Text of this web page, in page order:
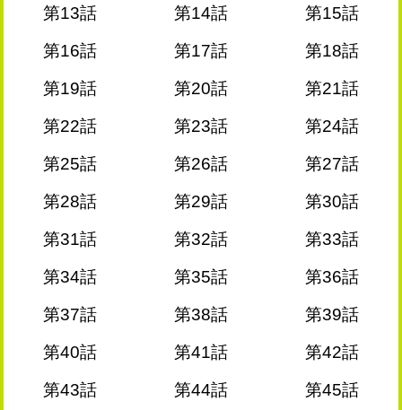
第13話
第14話
第15話
第16話
第17話
第18話
第19話
第20話
第21話
第22話
第23話
第24話
第25話
第26話
第27話
第28話
第29話
第30話
第31話
第32話
第33話
第34話
第35話
第36話
第37話
第38話
第39話
第40話
第41話
第42話
第43話
第44話
第45話